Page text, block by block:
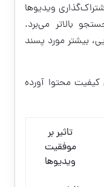
ویدیوها
بالاتر می‌برد.
بیشتر مورد پسند
کیفیت محتوا آورده
تاثیر بر
موفقیت
ویدیوها